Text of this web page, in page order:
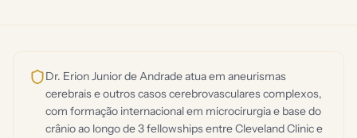
Dr. Erion Junior de Andrade atua em aneurismas
cerebrais e outros casos cerebrovasculares complexos,
com formação internacional em microcirurgia e base do
crânio ao longo de 3 fellowships entre Cleveland Clinic e